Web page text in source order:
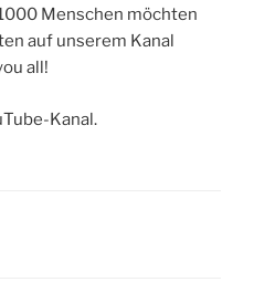
Menschen möchten
auf unserem Kanal
all!
Kanal.